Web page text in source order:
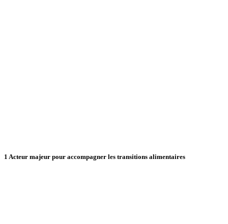
1 Acteur majeur pour accompagner les transitions alimentaires